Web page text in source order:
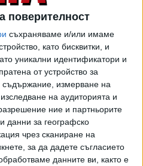
поверителност
съхраняваме и/или имаме
като бисквитки, и
уникални идентификатори и
от устройство за
измерване на
на аудиторията и
ние и партньорите
данни за географско
чрез сканиране на
за да дадете съгласието
данните ви, както е
"Фолксваген" и "Ауди". На
жена, която е управлявала
- на 38 и 39 години.
също е пострадал и е
болница.
дирекция на МВР
на територията на
21 пътнотранспортни
тежки. При тях е загинал
шестима.